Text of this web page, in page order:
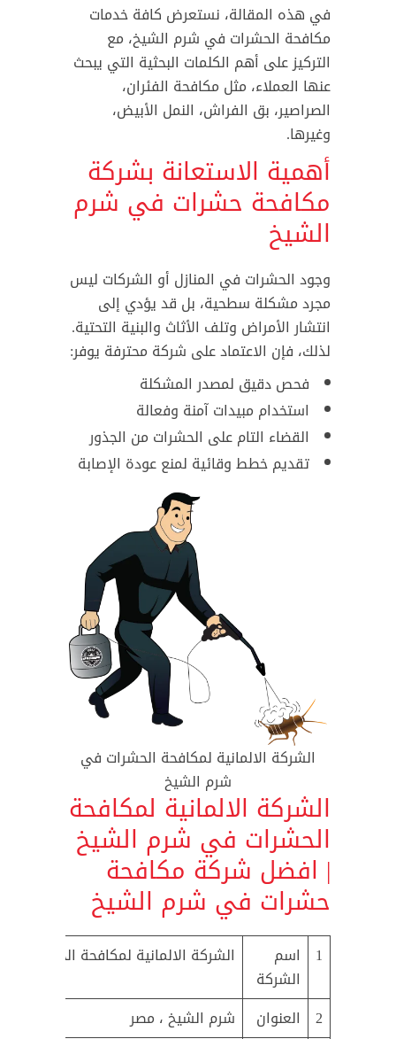
في هذه المقالة، نستعرض كافة خدمات
مكافحة الحشرات في شرم الشيخ، مع
التركيز على أهم الكلمات البحثية التي يبحث
عنها العملاء، مثل مكافحة الفئران،
الصراصير، بق الفراش، النمل الأبيض،
وغيرها.
أهمية الاستعانة بشركة
مكافحة حشرات في شرم
الشيخ
وجود الحشرات في المنازل أو الشركات ليس
مجرد مشكلة سطحية، بل قد يؤدي إلى
انتشار الأمراض وتلف الأثاث والبنية التحتية.
لذلك، فإن الاعتماد على شركة محترفة يوفر:
فحص دقيق لمصدر المشكلة
استخدام مبيدات آمنة وفعالة
القضاء التام على الحشرات من الجذور
تقديم خطط وقائية لمنع عودة الإصابة
الشركة الالمانية لمكافحة الحشرات في
شرم الشيخ
الشركة الالمانية لمكافحة
الحشرات في شرم الشيخ
| افضل شركة مكافحة
حشرات في شرم الشيخ
1
اسم
الشركة
الشركة الالمانية لمكافحة الحشرات
2 العنوان
شرم الشيخ ، مصر